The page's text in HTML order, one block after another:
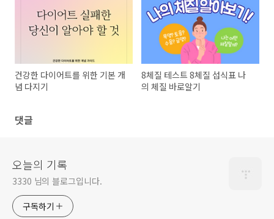
건강한 다이어트를 위한 기본 개
념 다지기
8체질 테스트 8체질 섭식표 나
의 체질 바로알기
댓글
오늘의 기록
3330 님의 블로그입니다.
구독하기